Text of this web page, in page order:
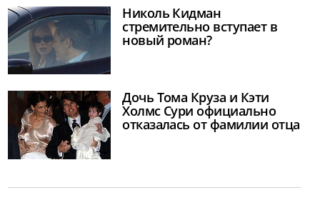
Николь Кидман
стремительно вступает в
новый роман?
Дочь Тома Круза и Кэти
Холмс Сури официально
отказалась от фамилии отца